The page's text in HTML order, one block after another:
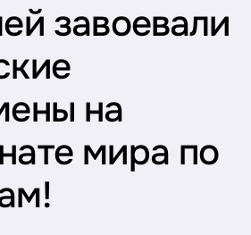
завоевали
на
мира по